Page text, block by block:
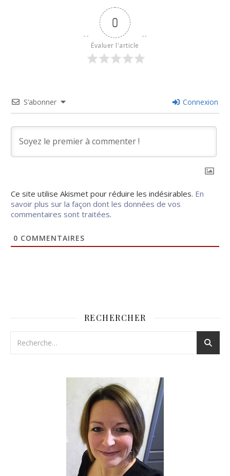
0
Évaluer l'article
S’abonner Connexion
Ce site utilise Akismet pour réduire les indésirables. En
savoir plus sur la façon dont les données de vos
commentaires sont traitées.
0 COMMENTAIRES
RECHERCHER